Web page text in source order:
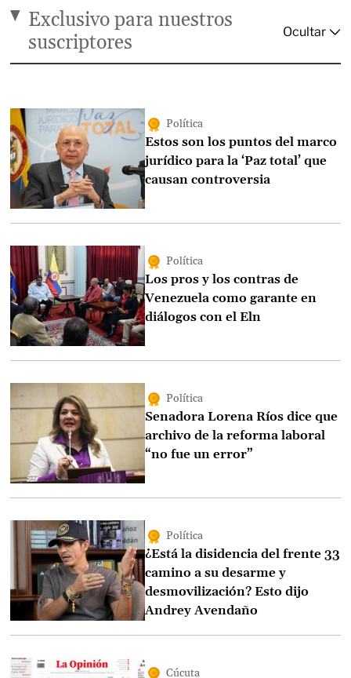
Exclusivo para nuestros
suscriptores
Política
Estos son los puntos del marco
jurídico para la ‘Paz total’ que
causan controversia
Política
Los pros y los contras de
Venezuela como garante en
diálogos con el Eln
Política
Senadora Lorena Ríos dice que
archivo de la reforma laboral
“no fue un error”
Política
¿Está la disidencia del frente 33
camino a su desarme y
desmovilización? Esto dijo
Andrey Avendaño
Cúcuta